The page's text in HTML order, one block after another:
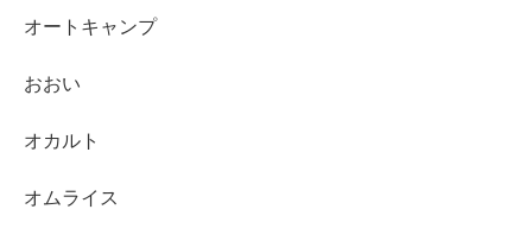
オートキャンプ
おおい
オカルト
オムライス